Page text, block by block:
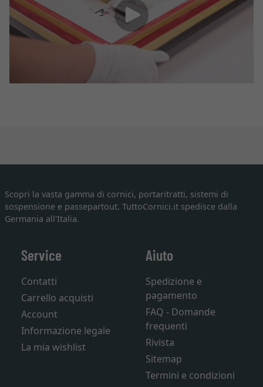
Scopri la vasta gamma di cornici, portaritratti, sistemi di
sospensione e passepartout. TuttoCornici.it spedisce dalla
Germania all'Italia.
Service
Contatti
Carrello acquisti
Account
Informazione legale
La mia wishlist
Aiuto
Spedizione e
pagamento
FAQ - Domande
frequenti
Rivista
Sitemap
Termini e condizioni